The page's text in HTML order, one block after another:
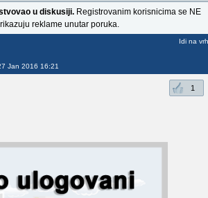
u diskusiji.Registrovanim korisnicima se NE
reklame unutar poruka.
Jan 2016 16:21
Idi na vrh
1